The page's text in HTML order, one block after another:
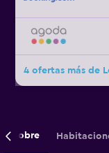
4 ofertas más de
Sobre